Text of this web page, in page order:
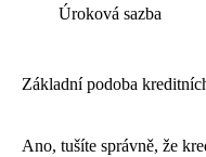
Úroková sazba
Základní podoba
Ano, tušíte správně, že